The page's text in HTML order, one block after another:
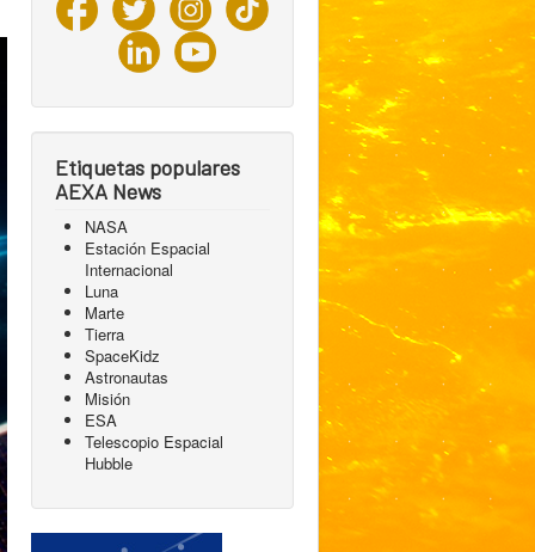
Etiquetas populares
AEXA News
NASA
Estación Espacial
Internacional
Luna
Marte
Tierra
SpaceKidz
Astronautas
Misión
ESA
Telescopio Espacial
Hubble